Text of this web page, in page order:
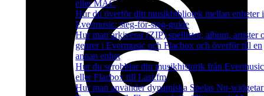
eller MAC
Hur du överför ditt musikbibliotek mellan enheter i
Evermusic: steg-för-steg-guide
Hur man arkiverar (ZIP) spellistor, album, artister
genrer i Evermusic och Flacbox och överför till en
annan enhet
Hur du scrobblar din musikhistorik från Evermusic
eller Flacbox till Last.fm
Hur man använder dynamiska Spelas Nu-